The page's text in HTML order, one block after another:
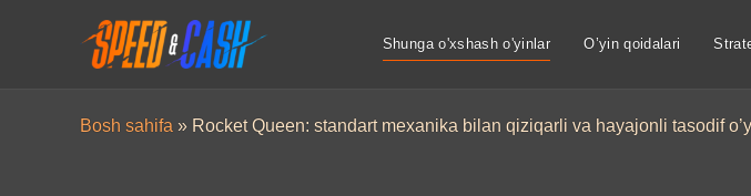
Shunga o'xshash o'yinlar O’yin qoidalari
Bosh sahifa » Rocket Queen: standart mexanika bilan qiziqarli va hayajonli tasodif